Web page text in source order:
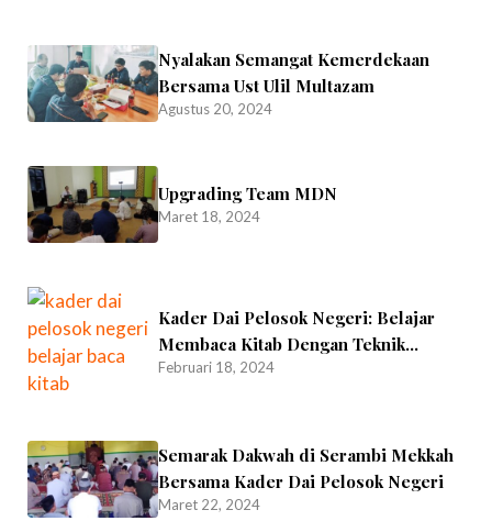
Nyalakan Semangat Kemerdekaan
Bersama Ust Ulil Multazam
Agustus 20, 2024
Upgrading Team MDN
Maret 18, 2024
Kader Dai Pelosok Negeri: Belajar
Membaca Kitab Dengan Teknik
Bernafas
Februari 18, 2024
Semarak Dakwah di Serambi Mekkah
Bersama Kader Dai Pelosok Negeri
Maret 22, 2024